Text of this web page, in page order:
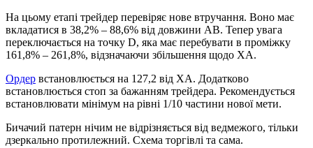
На цьому етапі трейдер перевіряє нове втручання. Воно має
вкладатися в 38,2% – 88,6% від довжини AB. Тепер увага
переключається на точку D, яка має перебувати в проміжку
161,8% – 261,8%, відзначаючи збільшення щодо XA.
Ордер встановлюється на 127,2 від XA. Додатково
встановлюється стоп за бажанням трейдера. Рекомендується
встановлювати мінімум на рівні 1/10 частини нової мети.
Бичачий патерн нічим не відрізняється від ведмежого, тільки
дзеркально протилежний. Схема торгівлі та сама.